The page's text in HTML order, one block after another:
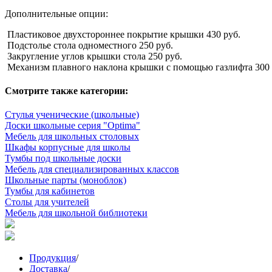
Дополнительные опции:
Пластиковое двухстороннее покрытие крышки 430 руб.
Подстолье стола одноместного 250 руб.
Закругление углов крышки стола 250 руб.
Механизм плавного наклона крышки с помощью газлифта 300
Смотрите также категории:
Стулья ученические (школьные)
Доски школьные серия "Optima"
Мебель для школьных столовых
Шкафы корпусные для школы
Тумбы под школьные доски
Мебель для специализированных классов
Школьные парты (моноблок)
Тумбы для кабинетов
Столы для учителей
Мебель для школьной библиотеки
Продукция/
Доставка/